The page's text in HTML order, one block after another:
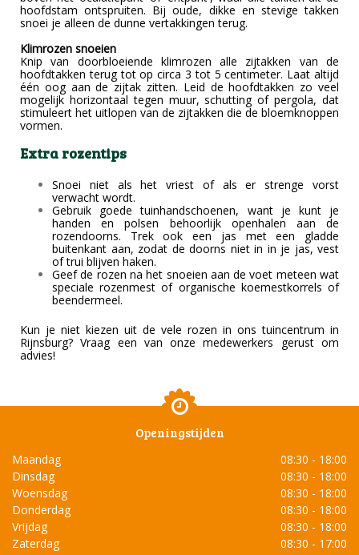
hoofdstam ontspruiten. Bij oude, dikke en stevige takken
snoei je alleen de dunne vertakkingen terug.
Klimrozen snoeien
Knip van doorbloeiende klimrozen alle zijtakken van de
hoofdtakken terug tot op circa 3 tot 5 centimeter. Laat altijd
één oog aan de zijtak zitten. Leid de hoofdtakken zo veel
mogelijk horizontaal tegen muur, schutting of pergola, dat
stimuleert het uitlopen van de zijtakken die de bloemknoppen
vormen.
Extra rozentips
Snoei niet als het vriest of als er strenge vorst
verwacht wordt.
Gebruik goede tuinhandschoenen, want je kunt je
handen en polsen behoorlijk openhalen aan de
rozendoorns. Trek ook een jas met een gladde
buitenkant aan, zodat de doorns niet in in je jas, vest
of trui blijven haken.
Geef de rozen na het snoeien aan de voet meteen wat
speciale rozenmest of organische koemestkorrels of
beendermeel.
Kun je niet kiezen uit de vele rozen in ons tuincentrum in
Rijnsburg? Vraag een van onze medewerkers gerust om
advies!
Openingstijden
Maandag
08:30 - 18:00
Dinsdag
08:30 - 18:00
Woensdag
08:30 - 18:00
Donderdag
08:30 - 18:00
Vrijdag
08:30 - 18:00
Zaterdag
08:30 - 17:00